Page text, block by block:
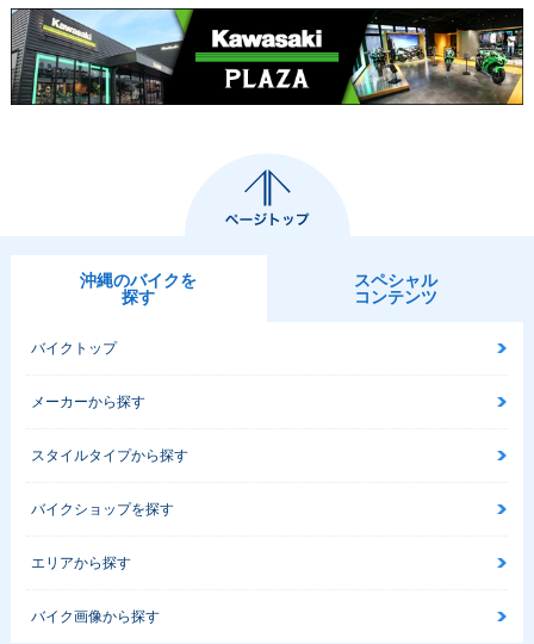
沖縄のバイクを
探す
スペシャル
コンテンツ
バイクトップ
メーカーから探す
スタイルタイプから探す
バイクショップを探す
エリアから探す
バイク画像から探す